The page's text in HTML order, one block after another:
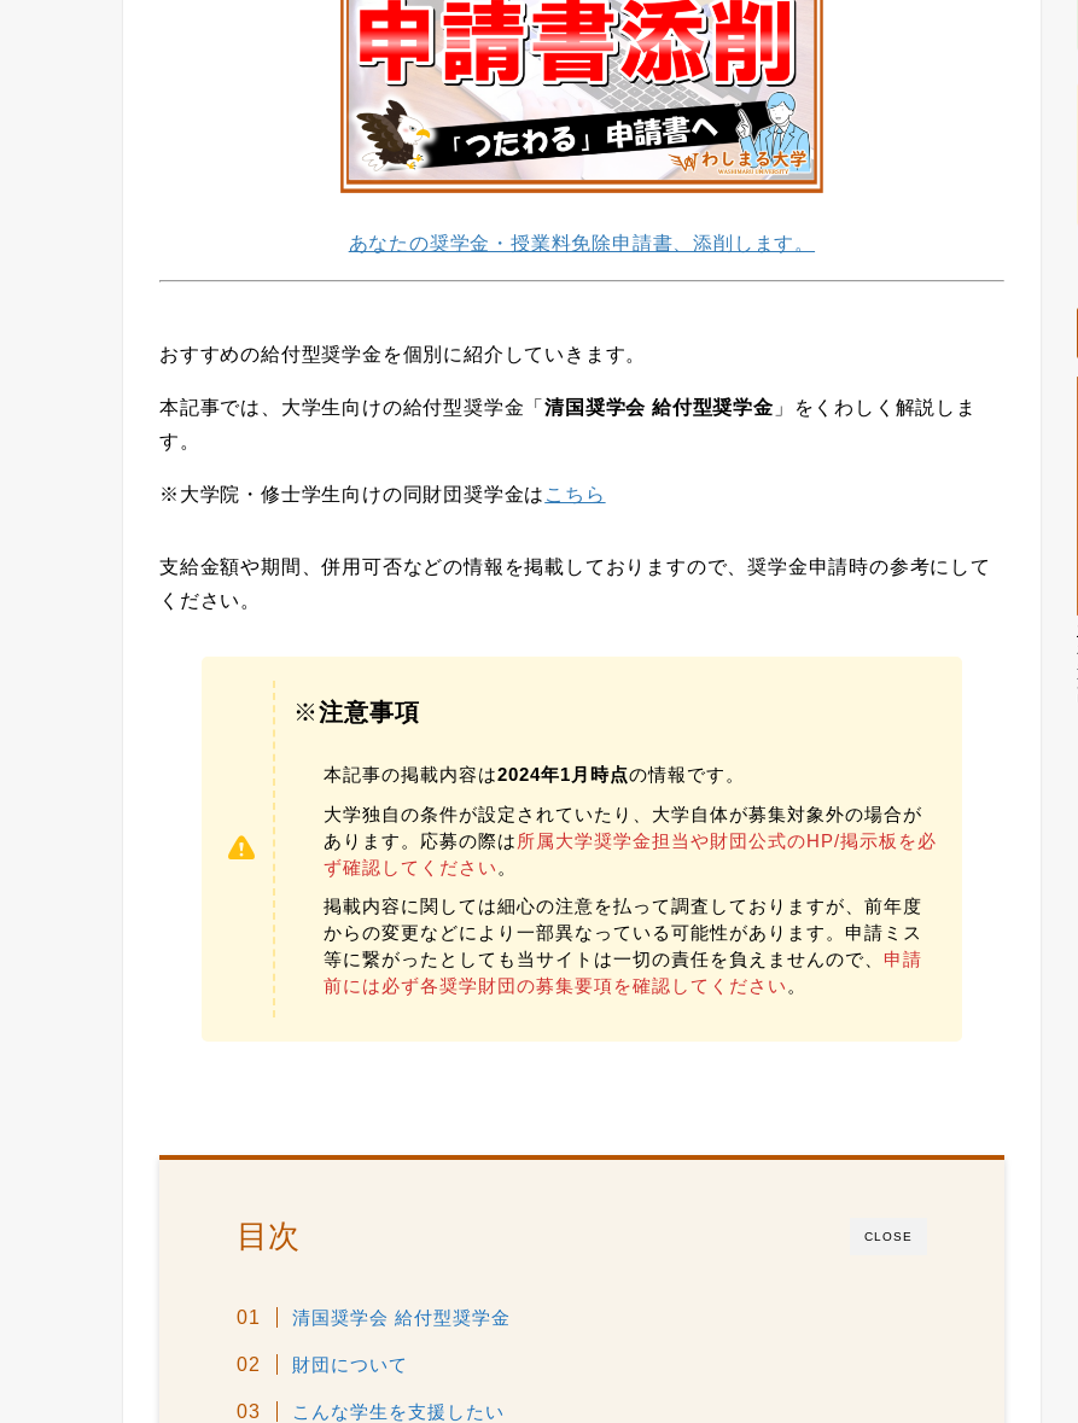
あなたの奨学金・授業料免除申請書、添削します。
おすすめの給付型奨学金を個別に紹介していきます。
本記事では、大学生向けの給付型奨学金「清国奨学会 給付型奨学金 」をくわしく解説しま
す。
※大学院・修士学生向けの同財団奨学金は こちら
支給金額や期間、併用可否などの情報を掲載しておりますので、奨学金申請時の参考にして
ください。
※注意事項
本記事の掲載内容は2024年1月時点の情報です。
大学独自の条件が設定されていたり、大学自体が募集対象外の場合が
あります。応募の際は 所属大学奨学金担当や財団公式のHP/掲示板を必
ず確認してください 。
掲載内容に関しては細心の注意を払って調査しておりますが、前年度
からの変更などにより一部異なっている可能性があります。申請ミス
等に繋がったとしても当サイトは一切の責任を負えませんので、 申請
前には必ず各奨学財団の募集要項を確認してください 。
CLOSE
目次
清国奨学会 給付型奨学金
財団について
こんな学生を支援したい